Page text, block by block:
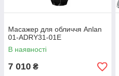
Масажер для обличчя Anlan
01-ADRY31-01E
В наявності
7 010 ₴